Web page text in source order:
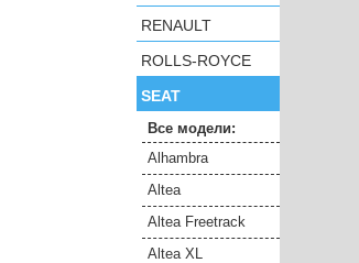
RENAULT
ROLLS-ROYCE
SEAT
Все модели:
Alhambra
Altea
Altea Freetrack
Altea XL